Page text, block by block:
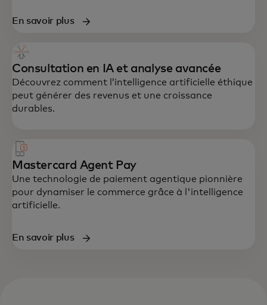
En savoir plus
Consultation en IA et analyse avancée
Découvrez comment l’intelligence artificielle éthique
peut générer des revenus et une croissance
durables.
Mastercard Agent Pay
Une technologie de paiement agentique pionnière
pour dynamiser le commerce grâce à l'intelligence
artificielle.
En savoir plus